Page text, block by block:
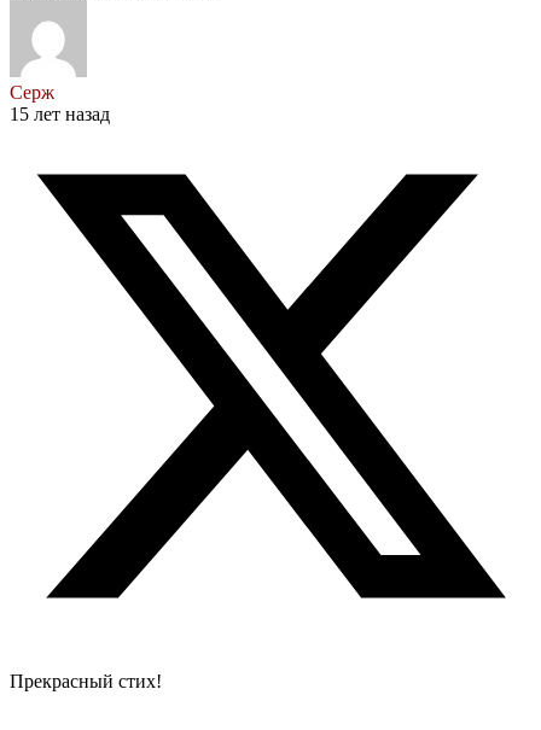
Серж
15 лет назад
Прекрасный стих!